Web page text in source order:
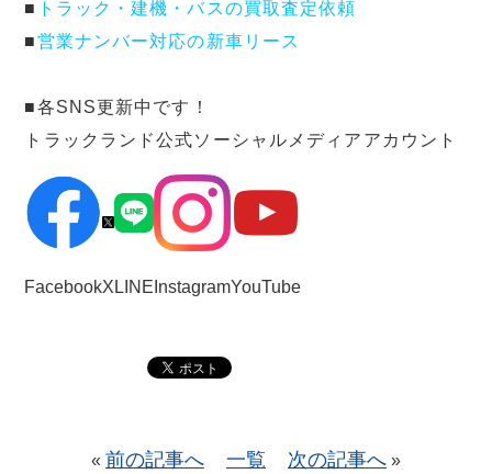
■ トラック・建機・バスの買取査定依頼
■営業ナンバー対応の新車リース
■各SNS更新中です！
トラックランド公式ソーシャルメディアアカウント
FacebookX LINE InstagramYouTube
« 前の記事へ 一覧 次の記事へ »